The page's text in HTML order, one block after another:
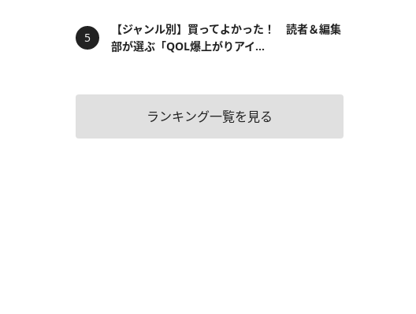
【ジャンル別】買ってよかった！ 読者＆編集
部が選ぶ「QOL爆上がりアイ...
ランキング一覧を見る